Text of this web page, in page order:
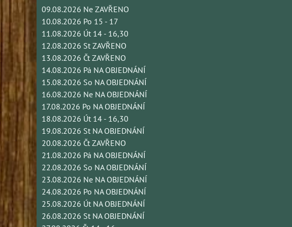
09.08.2026 Ne ZAVŘENO
10.08.2026 Po 15 - 17
11.08.2026 Út 14 - 16,30
12.08.2026 St ZAVŘENO
13.08.2026 Čt ZAVŘENO
14.08.2026 Pá NA OBJEDNÁNÍ
15.08.2026 So NA OBJEDNÁNÍ
16.08.2026 Ne NA OBJEDNÁNÍ
17.08.2026 Po NA OBJEDNÁNÍ
18.08.2026 Út 14 - 16,30
19.08.2026 St NA OBJEDNÁNÍ
20.08.2026 Čt ZAVŘENO
21.08.2026 Pá NA OBJEDNÁNÍ
22.08.2026 So NA OBJEDNÁNÍ
23.08.2026 Ne NA OBJEDNÁNÍ
24.08.2026 Po NA OBJEDNÁNÍ
25.08.2026 Út NA OBJEDNÁNÍ
26.08.2026 St NA OBJEDNÁNÍ